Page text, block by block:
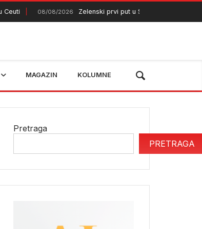
08/08/2026 Zelenski prvi put u Srbiji
MAGAZIN KOLUMNE
Pretraga
PRETRAGA